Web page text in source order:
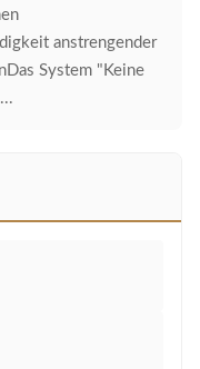
anstrengender
System "Keine